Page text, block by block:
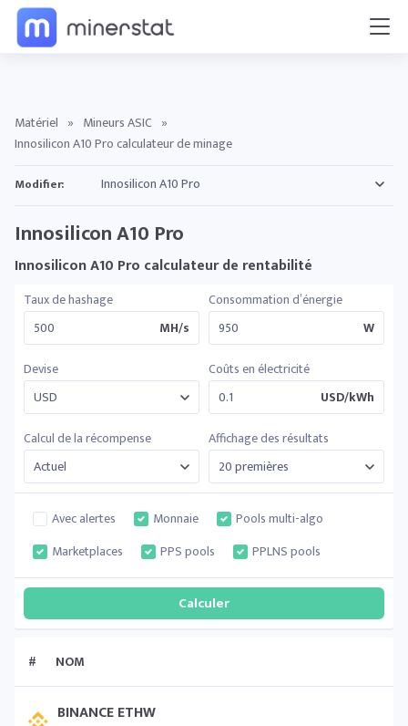
Matériel » Mineurs ASIC »
Innosilicon A10 Pro calculateur de minage
Modifier:
Innosilicon A10 Pro
Innosilicon A10 Pro calculateur de rentabilité
Taux de hashage
MH/s
Consommation d’énergie
W
Devise
Coûts en électricité
USD/kWh
Calcul de la récompense
Affichage des résultats
Avec alertes Monnaie
Pools multi-algo
Marketplaces
PPS pools PPLNS pools
# NOM
BINANCE ETHW